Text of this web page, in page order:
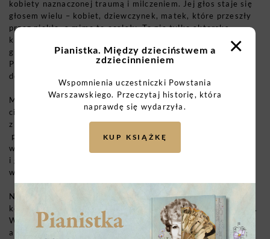
kobiety naznaczonej traumą i milczeniem. Jej głos staje się
głosem wielu – kobiet, dziewczynek, matek, które przeszły
przez piekło, a mimo to ocalały. To nie tylko aktorska
kreacja, ale gest pamięci i współczucia, który przekracza
granice sceny. Wnuczka powstańczyni Barbary Karoliny
Prandeckiej „Basi”, kontynuuje opowieść o kobiecym
doświadczeniu wojny – prywatnym, cichym, ale pełnym siły.
Maja Kleczewska, reżyserka, buduje spektakl, w którym
cisza ma taką samą wagę jak słowo. Sięgając po cytaty
z
Ajschylosa, nadaje historii uniwersalny wymiar –
pokazuje, że krzyk kobiet z Zieleniaka jest echem tragedii
wszystkich czasów i miejsc, gdzie wojna odbiera godność
i głos. Jej teatr to przestrzeń, w której pamięć staje się
wspólnotą.
Na scenie nie ma dekoracji ani świadków – jest tylko
kobieta, która po osiemdziesięciu latach wraca na Zieleniak.
W jej słowach miesza się dziecięcy strach i starcza pamięć,
a każde zdanie staje się próbą nazwania tego, co przez
×
Pianistka. Między dzieciństwem a
zdziecinnieniem
Wspomnienia uczestniczki Powstania
Warszawskiego. Przeczytaj historię, która
naprawdę się wydarzyła.
KUP KSIĄŻKĘ